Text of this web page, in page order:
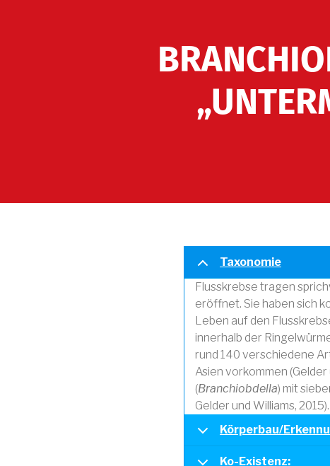
Taxonomie
Flusskrebse tragen
eröffnet. Sie haben sich
Leben auf den
innerhalb der
rund 140 verschiedene
Asien vorkommen
(Branchiobdella) mit
Gelder und Williams, 2015).
Körperbau/
Ko-Existenz: